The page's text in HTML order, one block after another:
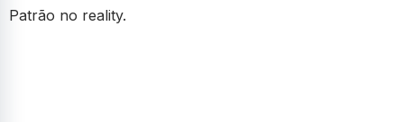
Patrão no reality.